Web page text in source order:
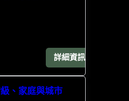
詳細資訊
、家庭與城市